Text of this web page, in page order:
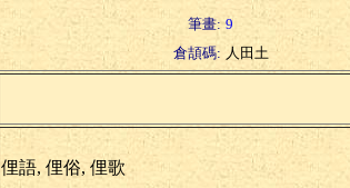
筆畫: 9
倉頡碼: 人田土
俚語, 俚俗, 俚歌